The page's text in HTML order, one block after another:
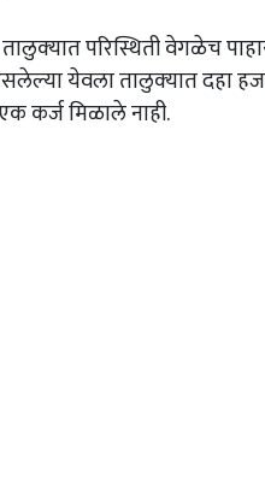
परिस्थिती वेगळेच
येवला तालुक्‍यात दहा
कर्ज मिळाले नाही.